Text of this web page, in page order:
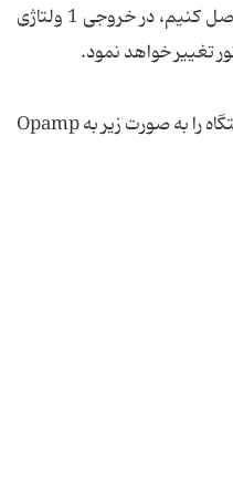
را به صورت زیر وصل كنیم، در خروجی 1 ولتاژی
تغییر خواهد نمود.
حال اگر سنسورهای 1و2 یا 3و4 دستگاه را به صورت زیر به Opamp